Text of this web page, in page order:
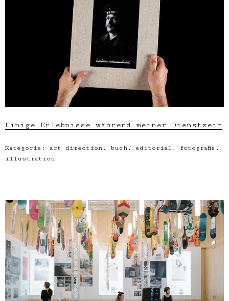
Einige Erlebnisse während meiner Dienstzeit
Kategorie: art direction , buch , editorial , fotografie ,
illustration